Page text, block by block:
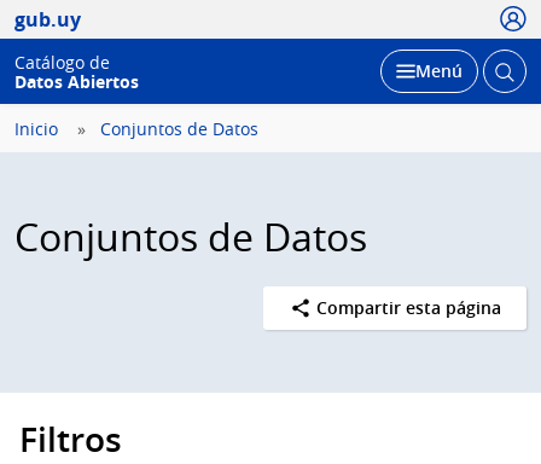
gub.uy
Catálogo de
Datos Abiertos
Desplegar
Menú Abrir
Inicio Conjuntos de Datos
Conjuntos de Datos
Compartir esta página
Filtros